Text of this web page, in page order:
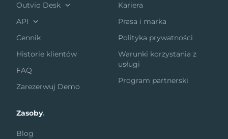
Outvio Desk
API
Cennik
Historie klientów
FAQ
Zarezerwuj Demo
Kariera
Prasa i marka
Polityka prywatności
Warunki korzystania z
usługi
Program partnerski
Zasoby.
Blog